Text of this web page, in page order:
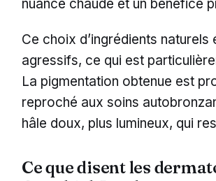
nuance chaude et un bénéfice
Ce choix d’ingrédients
agressifs, ce qui est
La pigmentation obtenue est
reproché aux soins
hâle doux, plus lumineux, qui
Ce que disent les